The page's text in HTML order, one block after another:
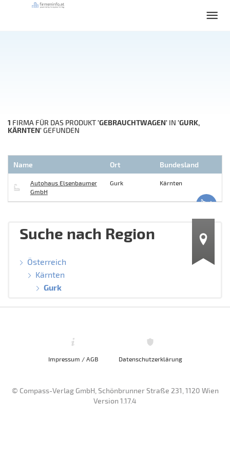
1 FIRMA FÜR DAS PRODUKT'GEBRAUCHTWAGEN' IN 'GURK,
KÄRNTEN'GEFUNDEN
Name Ort Bundesland
Autohaus Elsenbaumer
GmbH
Gurk Kärnten
Suche nach Region
Österreich
Kärnten
Gurk
Impressum / AGB Datenschutzerklärung
© Compass-Verlag GmbH, Schönbrunner Straße 231, 1120 Wien
Version 1.17.4